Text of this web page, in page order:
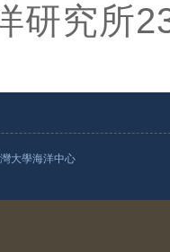
研究所
大學海洋中心